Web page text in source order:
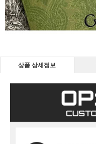
상품 상세정보